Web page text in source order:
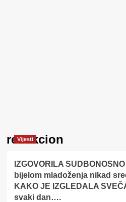
redakcion
Vijesti
IZGOVORILA
bijelom mladoženja nikad
KAKO JE IZGLEDALA
svaki dan….